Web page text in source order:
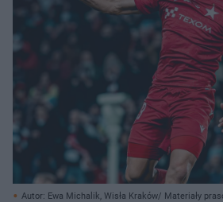
Autor: Ewa Michalik, Wisła Kraków/ Materiały